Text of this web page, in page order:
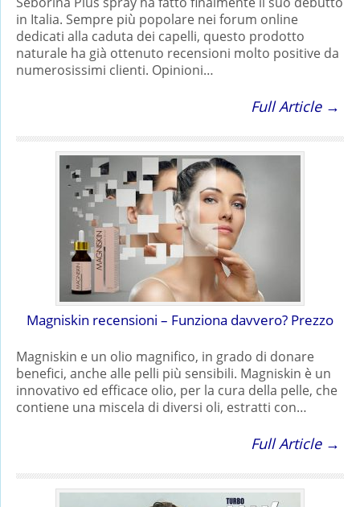
in Italia. Sempre più popolare nei forum online
dedicati alla caduta dei capelli, questo prodotto
naturale ha già ottenuto recensioni molto positive da
numerosissimi clienti. Opinioni…
Full Article →
Magniskin recensioni – Funziona davvero? Prezzo
Magniskin e un olio magnifico, in grado di donare
benefici, anche alle pelli più sensibili. Magniskin è un
innovativo ed efficace olio, per la cura della pelle, che
contiene una miscela di diversi oli, estratti con…
Full Article →